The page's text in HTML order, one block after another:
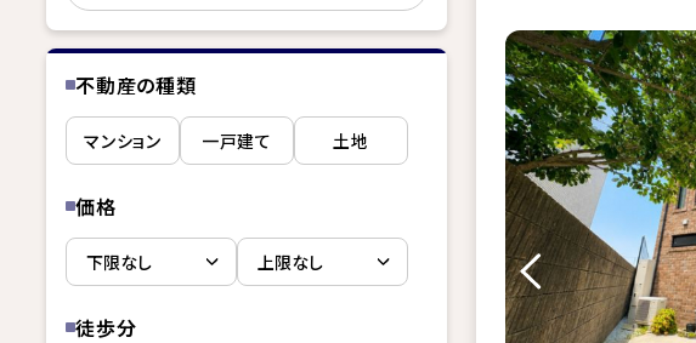
不動産の種類
マンション 一戸建て 土地
価格
徒歩分